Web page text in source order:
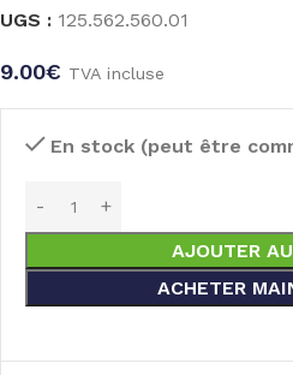
UGS : 125.562.560.01
9.00€ TVA incluse
En stock (peut être
AJOUTER
ACHETER